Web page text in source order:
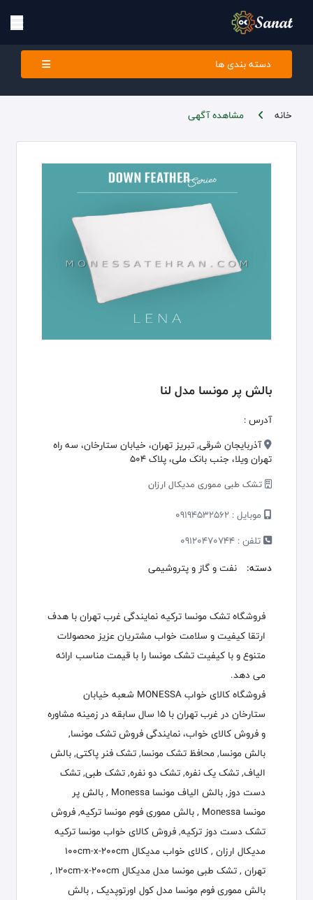
دسته بندی ها
خانه مشاهده آگهی
بالش پر مونسا مدل لنا
آدرس :
آذربايجان شرقی, تبريز تهران، خیابان ستارخان، سه راه
تهران ویلا، جنب بانک ملی، پلاک 504
تشک طبی مموری مدیکال ارزان
موبایل : 09194532562
تلفن : 09120470744
دسته:
نفت و گاز و پتروشیمی
فروشگاه تشک مونسا ترکیه نمایندگی غرب تهران با هدف
ارتقا کیفیت و سلامت خواب مشتریان عزیز محصولات
متنوع و با کیفیت تشک مونسا را با قیمت مناسب ارائه
می دهد.
فروشگاه کالای خواب MONESSA شعبه خیابان
ستارخان در غرب تهران با 15 سال سابقه در زمينه مشاوره
و فروش کالای خواب، نمایندگی فروش تشک مونسا,
بالش مونسا, محافظ تشک مونسا, تشک فنر پاکتی, بالش
الیاف, تشک یک نفره, تشک دو نفره, تشک طبی, تشک
دست دوز, بالش الیاف مونسا Monessa , بالش پر
مونسا Monessa , بالش مموری فوم مونسا ترکیه, فروش
تشک دست دوز ترکیه, فروش کالای خواب مونسا ترکیه
مدیکال ارزان , کالای خواب مدیکال 100cm-x-200cm
تهران , تشک طبی مونسا مدل مدیکال 120cm-x-200cm ,
بالش مموری فوم مونسا مدل کول اورتوپدیک , بالش